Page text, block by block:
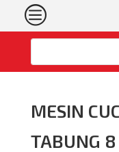
c
MESIN
TABUNG